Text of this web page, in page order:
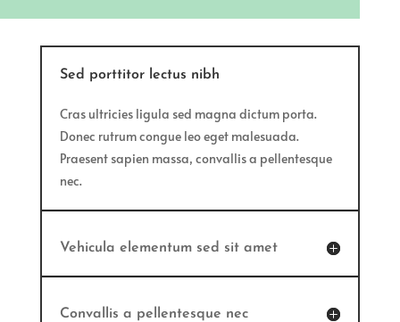
Sed porttitor lectus nibh
Cras ultricies ligula sed magna dictum porta.
Donec rutrum congue leo eget malesuada.
Praesent sapien massa, convallis a pellentesque
nec.
Vehicula elementum sed sit amet
Convallis a pellentesque nec